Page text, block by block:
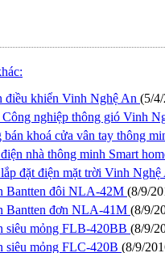
điều khiển Vinh Nghệ An (5/
nghiệp thông gió Vinh
bán khoá cửa vân tay thông
nhà thông minh Smart
đặt điện mặt trời Vinh Nghệ
Bantten đôi NLA-42M (8/9/
Bantten đơn NLA-41M (8/9/
siêu mỏng FLB-420BB (8/9/
siêu mỏng FLC-420B (8/9/